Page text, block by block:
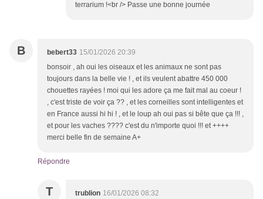
terrarium !<br /> Passe une bonne journée
B bebert33 15/01/2026 20:39
bonsoir , ah oui les oiseaux et les animaux ne sont pas
toujours dans la belle vie ! , et ils veulent abattre 450 000
chouettes rayées ! moi qui les adore ça me fait mal au coeur !
, c'est triste de voir ça ?? , et les corneilles sont intelligentes et
en France aussi hi hi ! , et le loup ah oui pas si bête que ça !!! ,
et pour les vaches ???? c'est du n'importe quoi !!! et ++++
merci belle fin de semaine A+
Répondre
T trublion 16/01/2026 08:32